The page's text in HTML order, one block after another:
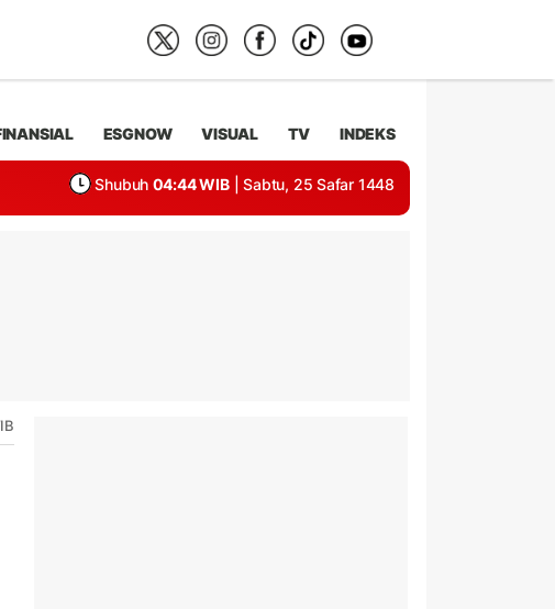
ESGNOW VISUAL TV INDEKS
Shubuh 04:44 WIB | Sabtu, 25 Safar 1448